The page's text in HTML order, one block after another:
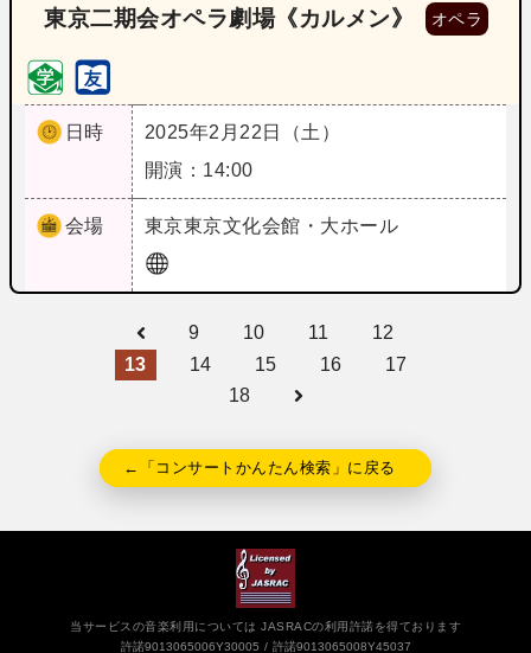
東京二期会オペラ劇場《カルメン》 オペラ
日時
2025年2月22日（土）
開演：14:00
会場 東京東京文化会館・大ホール
9 10 11
12
13
14 15 16
17
18
←「コンサートかんたん検索」に戻る
当サービスの音楽利用については JASRACの利用許諾を得ております
許諾9013065006Y30005
許諾9013065008Y45037